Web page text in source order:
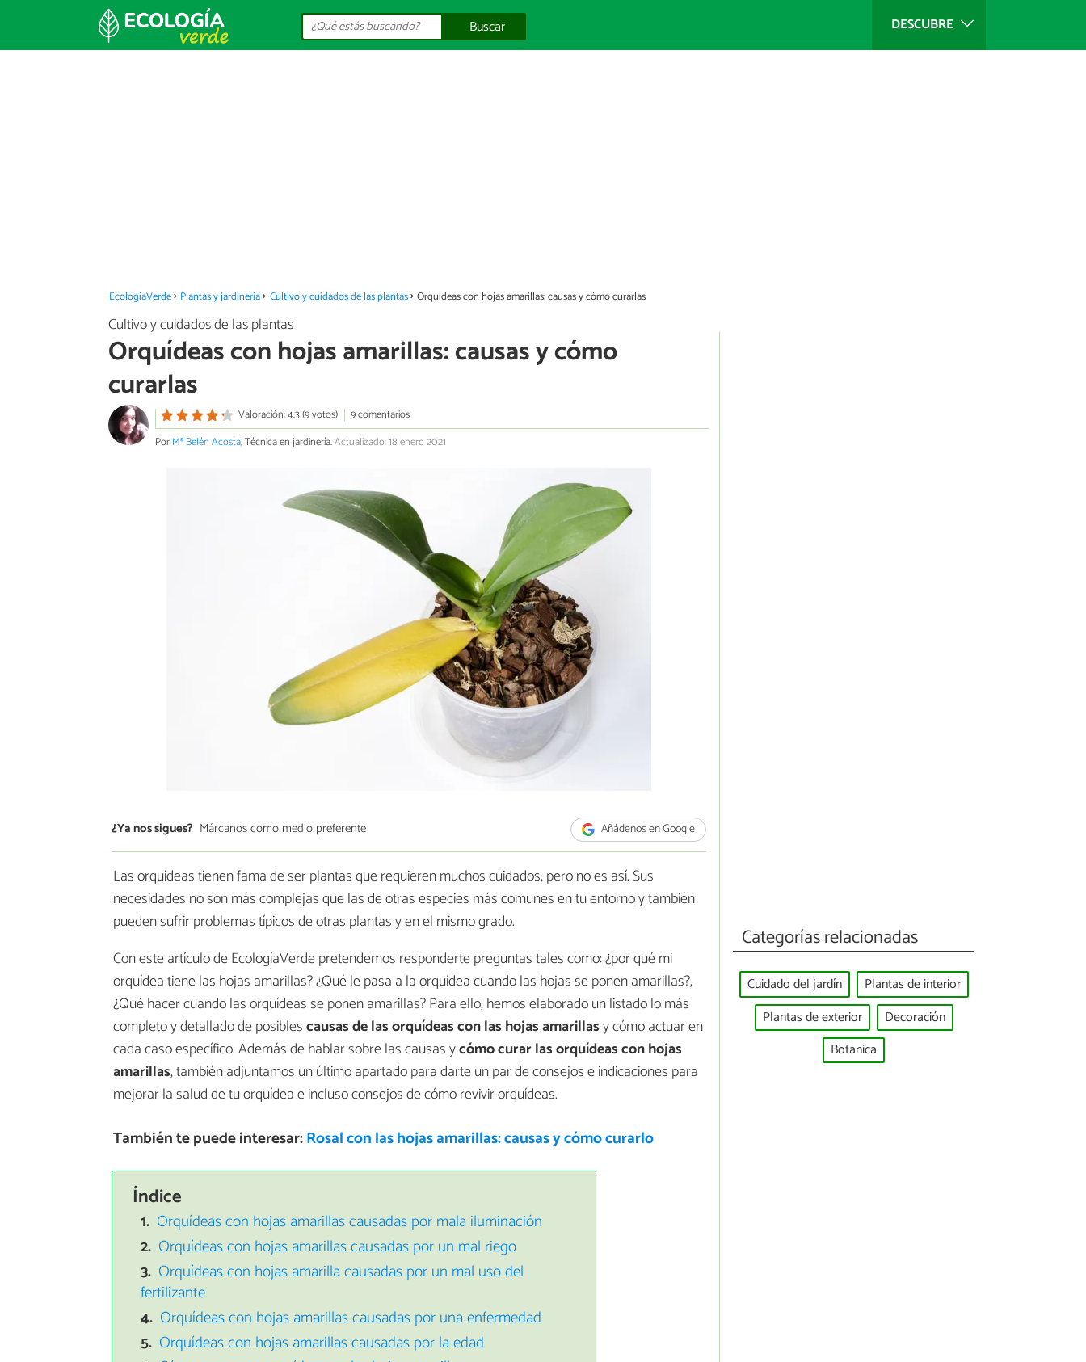
DESCUBRE
Buscar
EcologíaVerde Plantas y jardinería Cultivo y cuidados de las plantas Orquídeas con hojas amarillas: causas y cómo curarlas
Cultivo y cuidados de las plantas
Orquídeas con hojas amarillas: causas y cómo
curarlas
Valoración: 4.3 (9 votos)
9 comentarios
PorMª Belén Acosta, Técnica en jardinería.Actualizado: 18 enero 2021
¿Ya nos sigues? Márcanos como medio preferente Añádenos en Google
Las orquídeas tienen fama de ser plantas que requieren muchos cuidados, pero no es así. Sus
necesidades no son más complejas que las de otras especies más comunes en tu entorno y también
pueden sufrir problemas típicos de otras plantas y en el mismo grado.
Con este artículo de EcologíaVerde pretendemos responderte preguntas tales como: ¿por qué mi
orquídea tiene las hojas amarillas? ¿Qué le pasa a la orquídea cuando las hojas se ponen amarillas?,
¿Qué hacer cuando las orquídeas se ponen amarillas? Para ello, hemos elaborado un listado lo más
completo y detallado de posiblescausas de las orquídeas con las hojas amarillasy cómo actuar en
cada caso específico. Además de hablar sobre las causas ycómo curar las orquídeas con hojas
amarillas, también adjuntamos un último apartado para darte un par de consejos e indicaciones para
mejorar la salud de tu orquídea e incluso consejos de cómo revivir orquídeas.
También te puede interesar:Rosal con las hojas amarillas: causas y cómo curarlo
Índice
Orquídeas con hojas amarillas causadas por mala iluminación
Orquídeas con hojas amarillas causadas por un mal riego
Orquídeas con hojas amarilla causadas por un mal uso del
fertilizante
Orquídeas con hojas amarillas causadas por una enfermedad
Orquídeas con hojas amarillas causadas por la edad
Categorías relacionadas
Cuidado del jardín
Plantas de interior
Plantas de exterior
Decoración
Botanica